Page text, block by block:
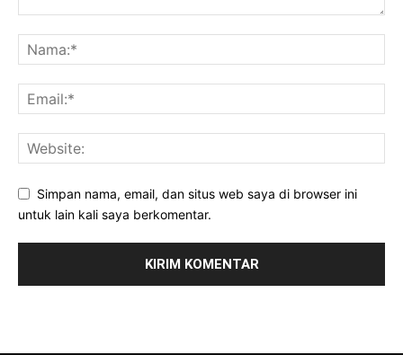
Simpan nama, email, dan situs web saya di browser ini
untuk lain kali saya berkomentar.